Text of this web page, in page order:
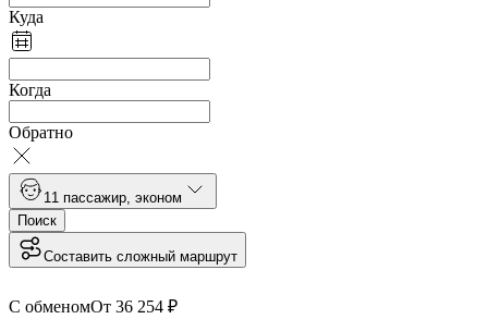
Куда
Когда
Обратно
1 1 пассажир эконом
Поиск
Составить сложный маршрут
С обменомОт 36 254 ₽